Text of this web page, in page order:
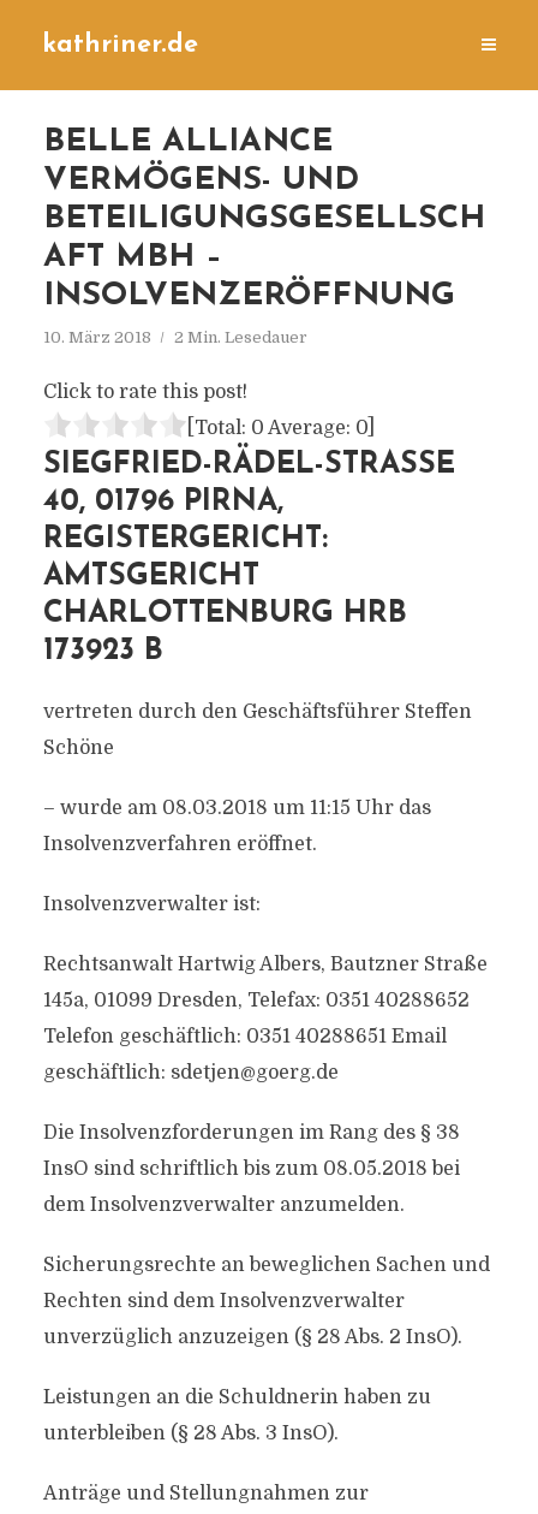
kathriner.de
BELLE ALLIANCE
VERMÖGENS- UND
BETEILIGUNGSGESELLSCH
AFT MBH –
INSOLVENZERÖFFNUNG
10. März 2018 2 Min. Lesedauer
Click to rate this post!
[Total: 0 Average: 0]
SIEGFRIED-RÄDEL-STRASSE 4
0, 01796 PIRNA, R
EGISTERGERICHT: A
MTSGERICHT C
HARLOTTENBURG HRB 1
73923 B
vertreten durch den Geschäftsführer Steffen
Schöne
– wurde am 08.03.2018 um 11:15 Uhr das
Insolvenzverfahren eröffnet.
Insolvenzverwalter ist:
Rechtsanwalt Hartwig Albers, Bautzner Straße
145a, 01099 Dresden, Telefax: 0351 40288652
Telefon geschäftlich: 0351 40288651 Email
geschäftlich: sdetjen@goerg.de
Die Insolvenzforderungen im Rang des § 38
InsO sind schriftlich bis zum 08.05.2018 bei
dem Insolvenzverwalter anzumelden.
Sicherungsrechte an beweglichen Sachen und
Rechten sind dem Insolvenzverwalter
unverzüglich anzuzeigen (§ 28 Abs. 2 InsO).
Leistungen an die Schuldnerin haben zu
unterbleiben (§ 28 Abs. 3 InsO).
Anträge und Stellungnahmen zur